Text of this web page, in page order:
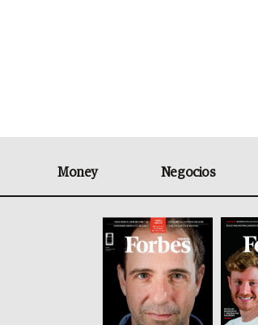
Money Negocios